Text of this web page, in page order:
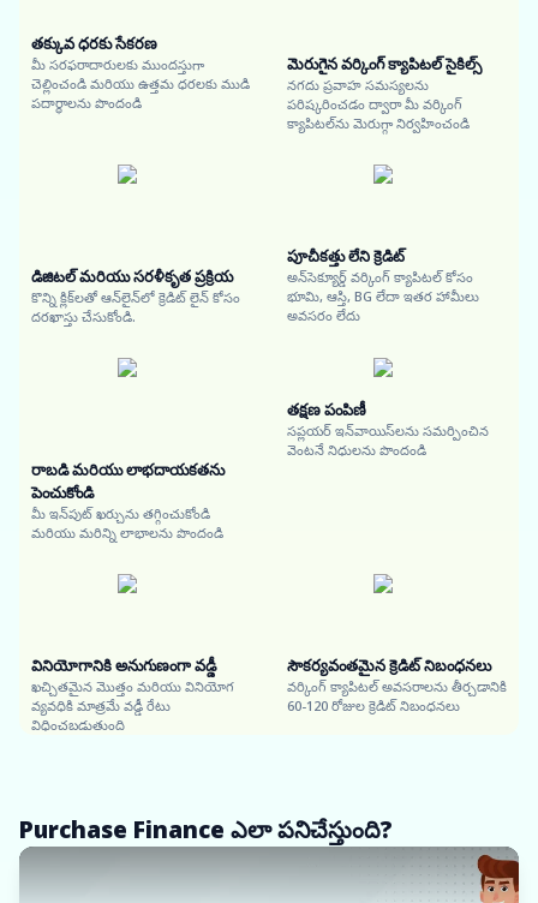
తక్కువ ధరకు సేకరణ
మీ సరఫరాదారులకు ముందస్తుగా
చెల్లించండి మరియు ఉత్తమ ధరలకు ముడి
పదార్థాలను పొందండి
మెరుగైన వర్కింగ్ క్యాపిటల్ సైకిల్స్
నగదు ప్రవాహ సమస్యలను
పరిష్కరించడం ద్వారా మీ వర్కింగ్
క్యాపిటల్‌ను మెరుగ్గా నిర్వహించండి
డిజిటల్ మరియు సరళీకృత ప్రక్రియ
కొన్ని క్లిక్‌లతో ఆన్‌లైన్‌లో క్రెడిట్ లైన్ కోసం
దరఖాస్తు చేసుకోండి.
పూచీకత్తు లేని క్రెడిట్
అన్‌సెక్యూర్డ్ వర్కింగ్ క్యాపిటల్ కోసం
భూమి, ఆస్తి, BG లేదా ఇతర హామీలు
అవసరం లేదు
రాబడి మరియు లాభదాయకతను
పెంచుకోండి
మీ ఇన్‌పుట్ ఖర్చును తగ్గించుకోండి
మరియు మరిన్ని లాభాలను పొందండి
తక్షణ పంపిణీ
సప్లయర్ ఇన్‌వాయిస్‌లను సమర్పించిన
వెంటనే నిధులను పొందండి
వినియోగానికి అనుగుణంగా వడ్డీ
ఖచ్చితమైన మొత్తం మరియు వినియోగ
వ్యవధికి మాత్రమే వడ్డీ రేటు
విధించబడుతుంది
సౌకర్యవంతమైన క్రెడిట్ నిబంధనలు
వర్కింగ్ క్యాపిటల్ అవసరాలను తీర్చడానికి
60-120 రోజుల క్రెడిట్ నిబంధనలు
Purchase Finance ఎలా పనిచేస్తుంది?